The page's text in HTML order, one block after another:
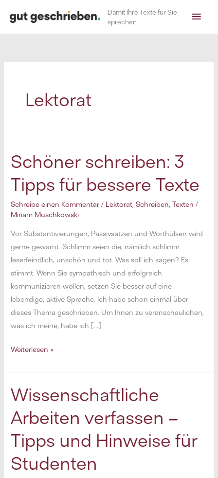
Inhalt
Damit Ihre Texte für Sie
sprechen
Lektorat
Schöner schreiben: 3
Tipps für bessere Texte
Schreibe einen Kommentar / Lektorat,Schreiben,Texten /
Miriam Muschkowski
Vor Substantivierungen, Passivsätzen und Worthülsen wird
gerne gewarnt. Schlimm seien die, nämlich schlimm
leserfeindlich, unschön und tot. Was soll ich sagen? Es
stimmt. Wenn Sie sympathisch und erfolgreich
kommunizieren wollen, setzen Sie besser auf eine
lebendige, aktive Sprache. Ich habe schon einmal über
dieses Thema geschrieben. Um Ihnen zu veranschaulichen,
was ich meine, habe ich […]
Schöner
3
Tipps
für
bessere
Weiterlesen »
Wissenschaftliche
Arbeiten verfassen –
Tipps und Hinweise für
Studenten